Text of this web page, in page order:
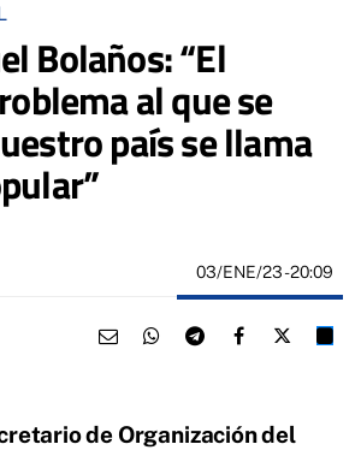
Bolaños: “El
al que se
país se llama
03/ENE/23- 20:09
de Organización del